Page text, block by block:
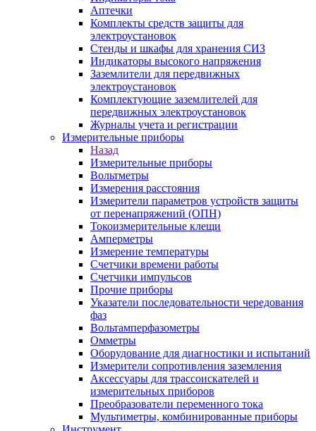
Аптечки
Комплекты средств защиты для
электроустановок
Стенды и шкафы для хранения СИЗ
Индикаторы высокого напряжения
Заземлители для передвижных
электроустановок
Комплектующие заземлителей для
передвижных электроустановок
Журналы учета и регистрации
Измерительные приборы
Назад
Измерительные приборы
Вольтметры
Измерения расстояния
Измерители параметров устройств защиты
от перенапряжений (ОПН)
Токоизмерительные клещи
Амперметры
Измерение температуры
Счетчики времени работы
Счетчики импульсов
Прочие приборы
Указатели последовательности чередования
фаз
Вольтамперфазометры
Омметры
Оборудование для диагностики и испытаний
Измерители сопротивления заземления
Аксессуары для трассоискателей и
измерительных приборов
Преобразователи переменного тока
Мультиметры, комбинированные приборы